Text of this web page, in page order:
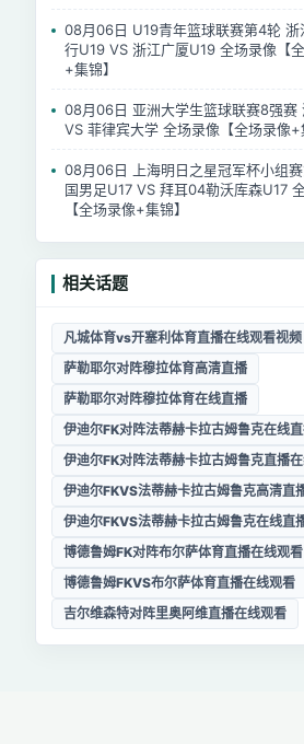
08月06日 U19青年篮球联赛第4轮 浙
行U19 VS 浙江广厦U19 全场录像【
+集锦】
08月06日 亚洲大学生篮球联赛8强赛
VS 菲律宾大学 全场录像【全场录像+
08月06日 上海明日之星冠军杯小组
国男足U17 VS 拜耳04勒沃库森U17
【全场录像+集锦】
相关话题
凡城体育vs开塞利体育直播在线观看视频
萨勒耶尔对阵穆拉体育高清直播
萨勒耶尔对阵穆拉体育在线直播
伊迪尔FK对阵法蒂赫卡拉古姆鲁克在线
伊迪尔FK对阵法蒂赫卡拉古姆鲁克直播
伊迪尔FKVS法蒂赫卡拉古姆鲁克高清直
伊迪尔FKVS法蒂赫卡拉古姆鲁克在线直
博德鲁姆FK对阵布尔萨体育直播在线观看
博德鲁姆FKVS布尔萨体育直播在线观看
吉尔维森特对阵里奥阿维直播在线观看